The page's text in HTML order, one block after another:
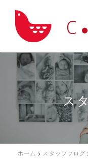
ス
ホーム > スタッフブログ